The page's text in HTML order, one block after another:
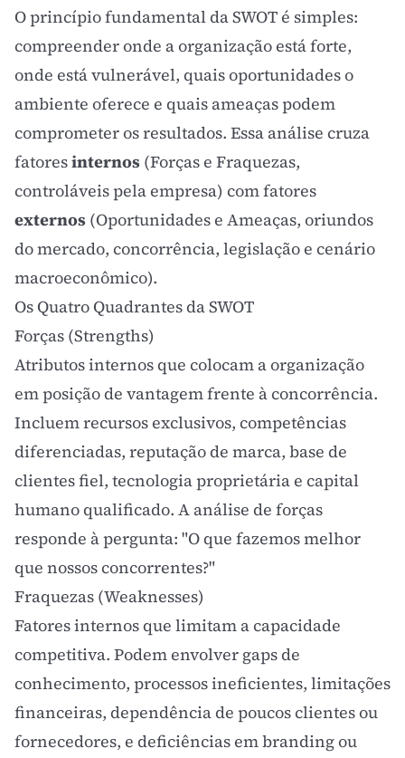
O princípio fundamental da SWOT é simples:
compreender onde a organização está forte,
onde está vulnerável, quais oportunidades o
ambiente oferece e quais ameaças podem
comprometer os resultados. Essa análise cruza
fatoresinternos (Forças e Fraquezas,
controláveis pela empresa) com fatores
externos (Oportunidades e Ameaças, oriundos
do mercado, concorrência, legislação e cenário
macroeconômico).
Os Quatro Quadrantes da SWOT
Forças (Strengths)
Atributos internos que colocam a organização
em posição de vantagem frente à concorrência.
Incluem recursos exclusivos, competências
diferenciadas, reputação de marca, base de
clientes fiel, tecnologia proprietária e capital
humano qualificado. A análise de forças
responde à pergunta: "O que fazemos melhor
que nossos concorrentes?"
Fraquezas (Weaknesses)
Fatores internos que limitam a capacidade
competitiva. Podem envolver gaps de
conhecimento, processos ineficientes, limitações
financeiras, dependência de poucos clientes ou
fornecedores, e deficiências embrandingou